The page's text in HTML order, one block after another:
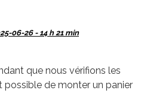
06-26 - 14 h 21 min
que nous vérifions les
possible de monter un panier